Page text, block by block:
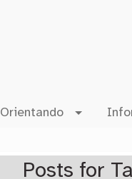
Orientando
Posts for